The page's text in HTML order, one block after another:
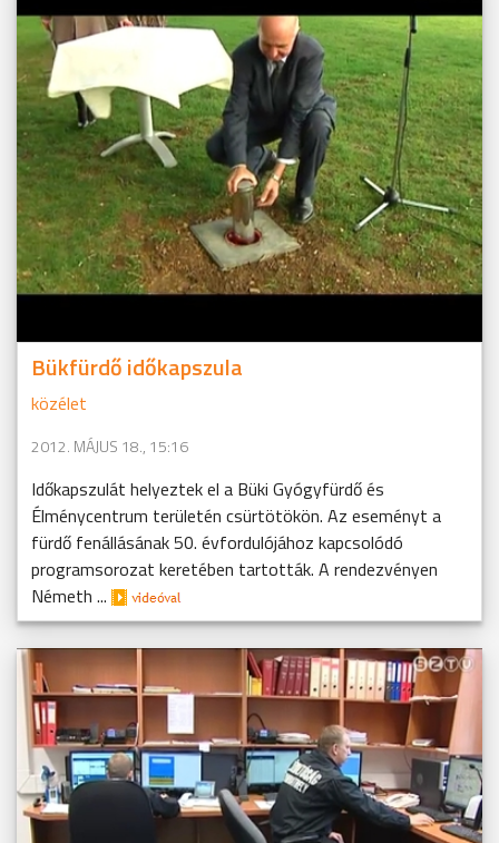
Bükfürdő időkapszula
közélet
2012. MÁJUS 18., 15:16
Időkapszulát helyeztek el a Büki Gyógyfürdő és
Élménycentrum területén csürtötökön. Az eseményt a
fürdő fenállásának 50. évfordulójához kapcsolódó
programsorozat keretében tartották. A rendezvényen
Németh ...